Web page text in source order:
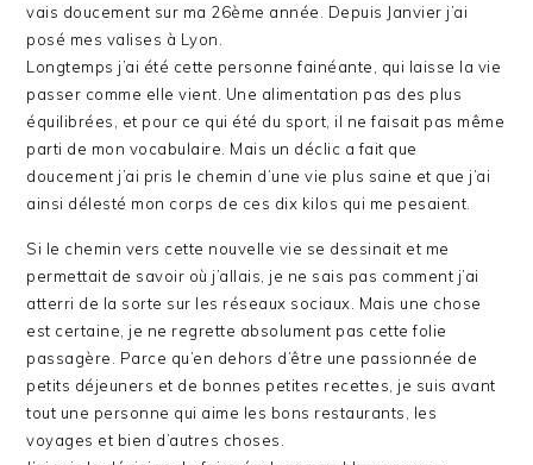
vais doucement sur ma 26ème année. Depuis Janvier j’ai
posé mes valises à Lyon.
Longtemps j’ai été cette personne fainéante, qui laisse la vie
passer comme elle vient. Une alimentation pas des plus
équilibrées, et pour ce qui été du sport, il ne faisait pas même
parti de mon vocabulaire. Mais un déclic a fait que
doucement j’ai pris le chemin d’une vie plus saine et que j’ai
ainsi délesté mon corps de ces dix kilos qui me pesaient.
Si le chemin vers cette nouvelle vie se dessinait et me
permettait de savoir où j’allais, je ne sais pas comment j’ai
atterri de la sorte sur les réseaux sociaux. Mais une chose
est certaine, je ne regrette absolument pas cette folie
passagère. Parce qu’en dehors d’être une passionnée de
petits déjeuners et de bonnes petites recettes, je suis avant
tout une personne qui aime les bons restaurants, les
voyages et bien d’autres choses.